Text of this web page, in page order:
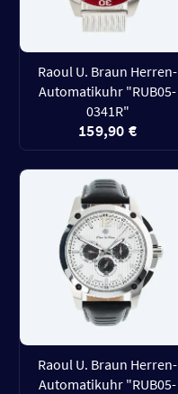
Raoul U. Braun Herren-
Automatikuhr "RUB05-
0341R"
159,90 €
Raoul U. Braun Herren-
Automatikuhr "RUB05-